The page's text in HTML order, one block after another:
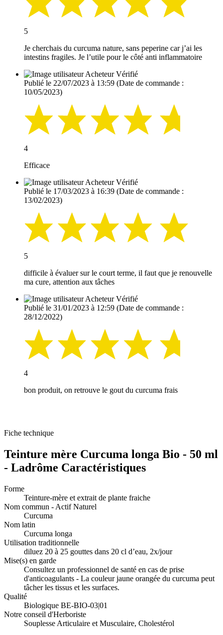
5
Je cherchais du curcuma nature, sans peperine car j’ai les
intestins fragiles. Je l’utile pour le côté anti inflammatoire
Acheteur Vérifié
Publié le 22/07/2023 à 13:59 (Date de commande :
10/05/2023)
4
Efficace
Acheteur Vérifié
Publié le 17/03/2023 à 16:39 (Date de commande :
13/02/2023)
5
difficile à évaluer sur le court terme, il faut que je renouvelle
ma cure, attention aux tâches
Acheteur Vérifié
Publié le 31/01/2023 à 12:59 (Date de commande :
28/12/2022)
4
bon produit, on retrouve le gout du curcuma frais
Fiche technique
Teinture mère Curcuma longa Bio - 50 ml
- Ladrôme Caractéristiques
Forme
Teinture-mère et extrait de plante fraiche
Nom commun - Actif Naturel
Curcuma
Nom latin
Curcuma longa
Utilisation traditionnelle
diluez 20 à 25 gouttes dans 20 cl d’eau, 2x/jour
Mise(s) en garde
Consultez un professionnel de santé en cas de prise
d'anticoagulants - La couleur jaune orangée du curcuma peut
tâcher les tissus et les surfaces.
Qualité
Biologique BE-BIO-03|01
Notre conseil d'Herboriste
Souplesse Articulaire et Musculaire, Cholestérol